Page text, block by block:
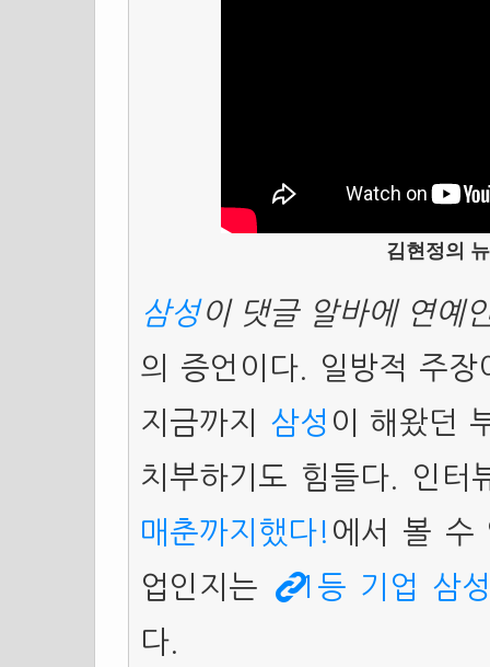
김현정의
삼성 이 댓글 알바에 연예
의 증언이다. 일방적 주
지금까지 삼성 이 해왔던
치부하기도 힘들다. 인터
매춘까지했다! 에서 볼 수
업인지는
1등 기업 삼
다.